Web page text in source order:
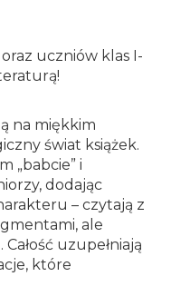
uczniów klas I-
na miękkim
świat książek.
„babcie” i
dodając
– czytają z
ale
uzupełniają
które